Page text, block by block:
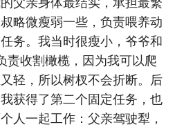
父亲身体最结实，承担最繁
略微瘦弱一些，负责喂养动
务。我当时很瘦小，爷爷和
责收割橄榄，因为我可以爬
轻，所以树杈不会折断。后
获得了第二个固定任务，也
人一起工作：父亲驾驶犁，